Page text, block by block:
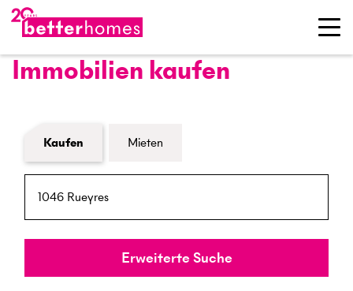
Immobilien kaufen
Formular Immobiliensuche
Kaufen Mieten
PLZ / Ort
Umkreis
Erweiterte Suche